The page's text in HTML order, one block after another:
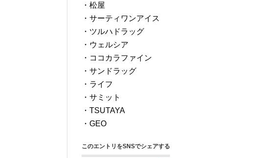
・松屋
・サーティワンアイス
・ツルハドラッグ
・ウェルシア
・ココカラファイン
・サンドラッグ
・ライフ
・サミット
・TSUTAYA
・GEO
このエントリをSNSでシェアする